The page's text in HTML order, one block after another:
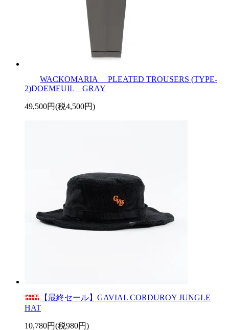
WACKOMARIA PLEATED TROUSERS (TYPE-
2)DOEMEUIL GRAY
49,500円(税4,500円)
【最終セール】GAVIAL CORDUROY JUNGLE
HAT
10,780円(税980円)